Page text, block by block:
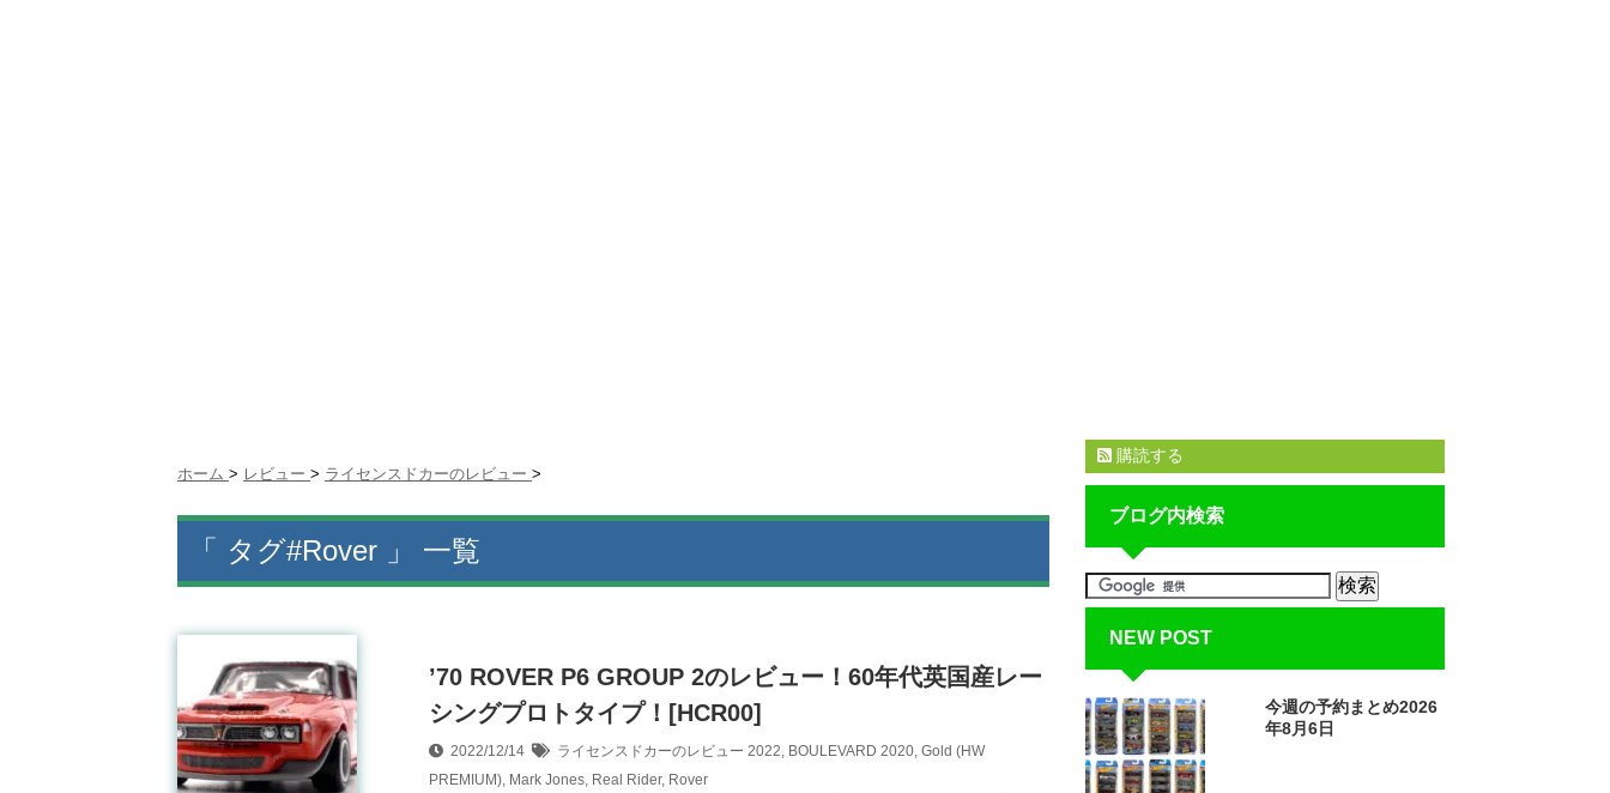
ホーム > レビュー > ライセンスドカーのレビュー >
「 タグ#Rover 」 一覧
’70 ROVER P6 GROUP 2のレビュー！60年代英国産レー
シングプロトタイプ！[HCR00]
2022/12/14 ライセンスドカーのレビュー 2022, BOULEVARD 2020, Gold (HW
PREMIUM), Mark Jones, Real Rider, Rover
購読する
ブログ内検索
NEW POST
今週の予約まとめ2026
年8月6日